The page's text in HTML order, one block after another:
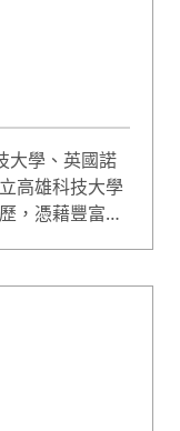
法律？》書
思維。時常至
好評。無糖律
致力於幫助企
大學、英國諾
高雄科技大學
，憑藉豐富的
，老師也具備
講師。